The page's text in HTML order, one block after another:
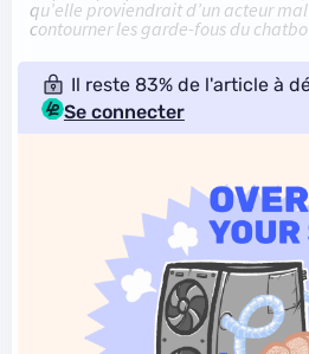
qu’elle proviendrait d’un acteur
contourner les garde-fous du
Il reste 83% de l'article à
Se connecter